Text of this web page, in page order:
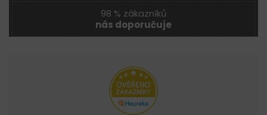
98 % zákazníků
nás doporučuje